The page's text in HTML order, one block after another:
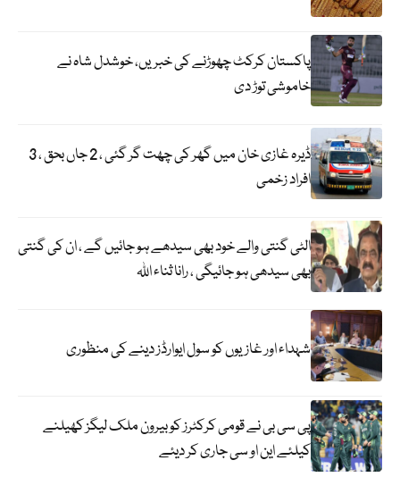
پاکستان کرکٹ چھوڑنے کی خبریں، خوشدل شاہ نے
خاموشی توڑ دی
ڈیرہ غازی خان میں گھر کی چھت گر گئی ، 2 جاں بحق ، 3
افراد زخمی
الٹی گنتی والے خود بھی سیدھے ہو جائیں گے ، ان کی گنتی
بھی سیدھی ہو جائیگی ، رانا ثناء اللہ
شہداء اور غازیوں کو سول ایوارڈز دینے کی منظوری
پی سی بی نے قومی کرکٹرز کو بیرون ملک لیگز کھیلنے
کیلئے این او سی جاری کر دیئے